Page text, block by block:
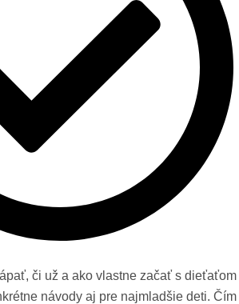
či už a ako vlastne začať s dieťaťom
návody aj pre najmladšie deti. Čím